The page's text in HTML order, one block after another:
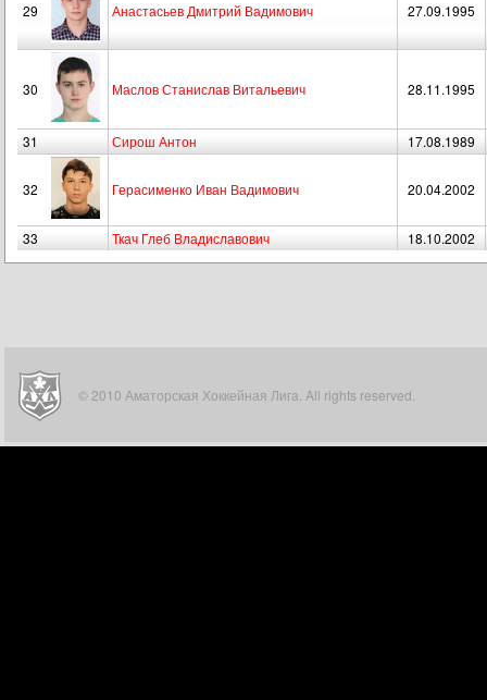
29 Анастасьев Дмитрий Вадимович 27.09.1995
30 Маслов Станислав Витальевич 28.11.1995
31 Сирош Антон 17.08.1989
32 Герасименко Иван Вадимович 20.04.2002
33 Ткач Глеб Владиславович 18.10.2002
© 2010 Аматорская Хоккейная Лига. All rights reserved.